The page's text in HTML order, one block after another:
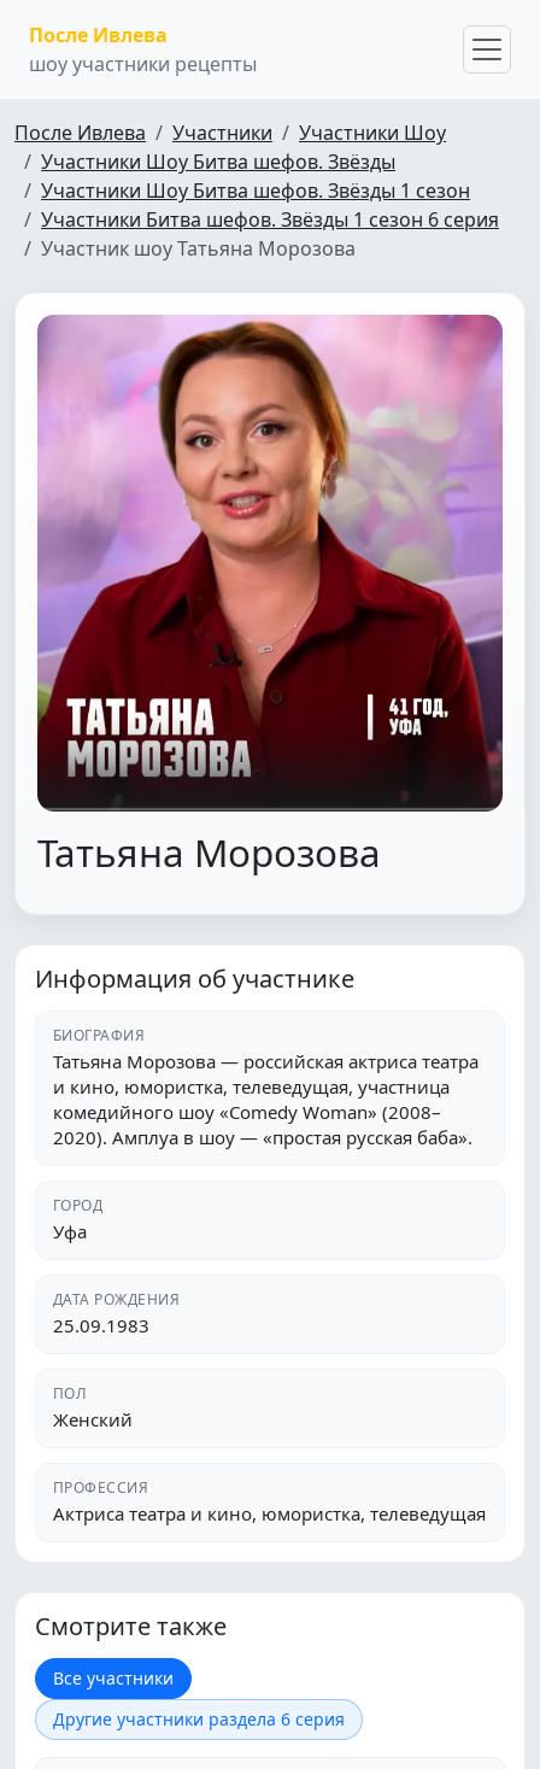
После Ивлева
шоу участники рецепты
После Ивлева Участники
Участники Шоу
Участники Шоу Битва шефов. Звёзды
Участники Шоу Битва шефов. Звёзды 1 сезон
Участники Битва шефов. Звёзды 1 сезон 6 серия
Участник шоу Татьяна Морозова
Татьяна Морозова
Информация об участнике
БИОГРАФИЯ
Татьяна Морозова — российская актриса театра
и кино, юмористка, телеведущая, участница
комедийного шоу «Comedy Woman» (2008–
2020). Амплуа в шоу — «простая русская баба».
ГОРОД
Уфа
ДАТА РОЖДЕНИЯ
25.09.1983
ПОЛ
Женский
ПРОФЕССИЯ
Актриса театра и кино, юмористка, телеведущая
Смотрите также
Все участники
Другие участники раздела 6 серия